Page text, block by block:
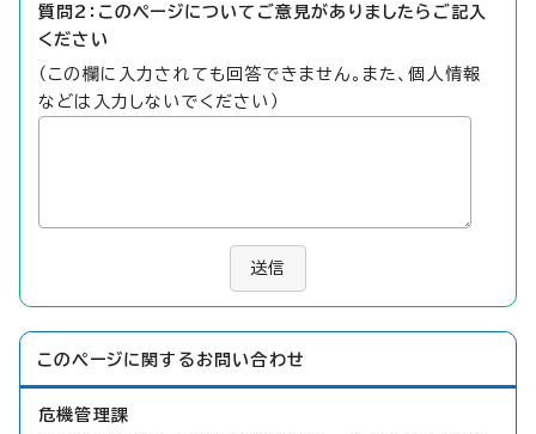
質問2：このページについてご意見がありましたらご記入
ください
（この欄に入力されても回答できません。また、個人情報
などは入力しないでください）
送信
このページに関する お問い合わせ
危機管理課